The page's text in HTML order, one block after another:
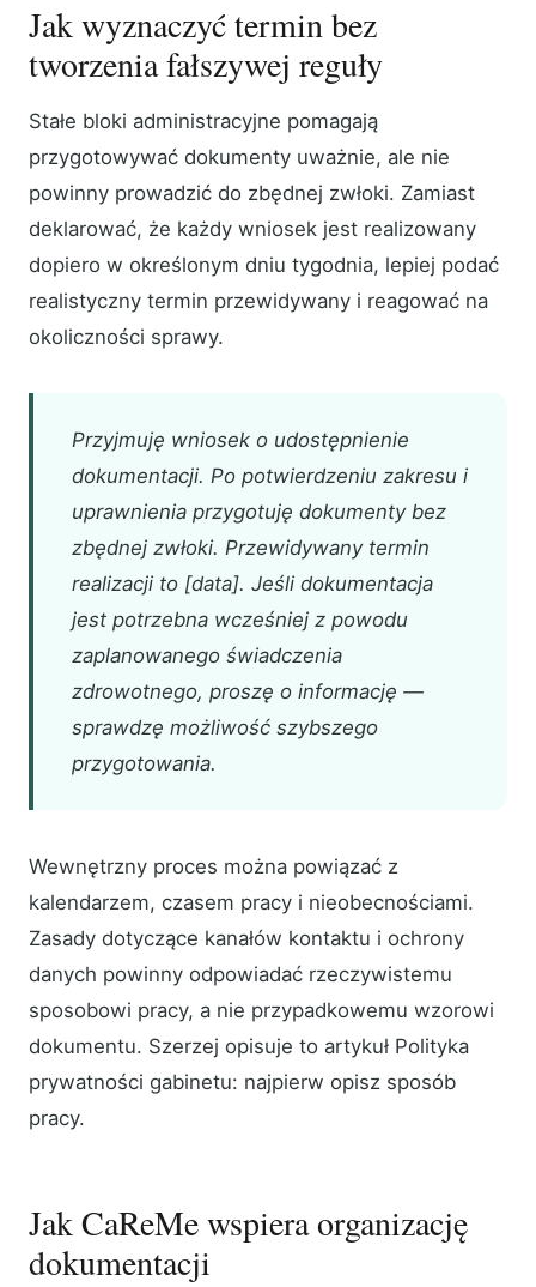
Jak wyznaczyć termin bez
tworzenia fałszywej reguły
Stałe bloki administracyjne pomagają
przygotowywać dokumenty uważnie, ale nie
powinny prowadzić do zbędnej zwłoki. Zamiast
deklarować, że każdy wniosek jest realizowany
dopiero w określonym dniu tygodnia, lepiej podać
realistyczny termin przewidywany i reagować na
okoliczności sprawy.
Przyjmuję wniosek o udostępnienie
dokumentacji. Po potwierdzeniu zakresu i
uprawnienia przygotuję dokumenty bez
zbędnej zwłoki. Przewidywany termin
realizacji to [data]. Jeśli dokumentacja
jest potrzebna wcześniej z powodu
zaplanowanego świadczenia
zdrowotnego, proszę o informację —
sprawdzę możliwość szybszego
przygotowania.
Wewnętrzny proces można powiązać z
kalendarzem, czasem pracy i nieobecnościami.
Zasady dotyczące kanałów kontaktu i ochrony
danych powinny odpowiadać rzeczywistemu
sposobowi pracy, a nie przypadkowemu wzorowi
dokumentu. Szerzej opisuje to artykuł Polityka
prywatności gabinetu: najpierw opisz sposób
pracy.
Jak CaReMe wspiera organizację
dokumentacji